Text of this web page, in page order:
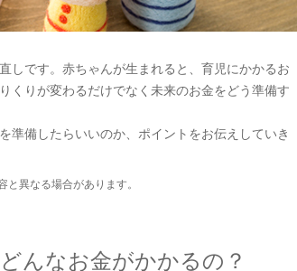
しです。赤ちゃんが生まれると、育児にかかるお
くりが変わるだけでなく未来のお金をどう準備す
準備したらいいのか、ポイントをお伝えしていき
異なる場合があります。
んなお金がかかるの？